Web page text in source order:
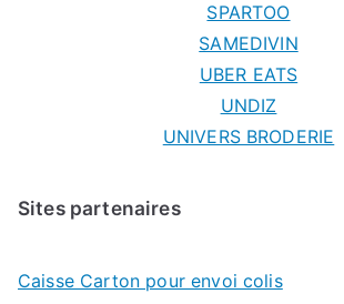
SPARTOO
SAMEDIVIN
UBER EATS
UNDIZ
UNIVERS BRODERIE
Sites partenaires
Caisse Carton pour envoi colis